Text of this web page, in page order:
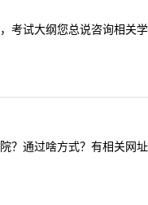
试大纲您总说咨询相关
通过啥方式？有相关网